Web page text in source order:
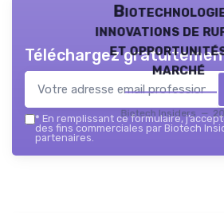
innovations de
et
marché
Biotech Insiders —
Téléchargez
* En remplissant ce formulaire,
des fins commerciales par Biotech
partenaires.